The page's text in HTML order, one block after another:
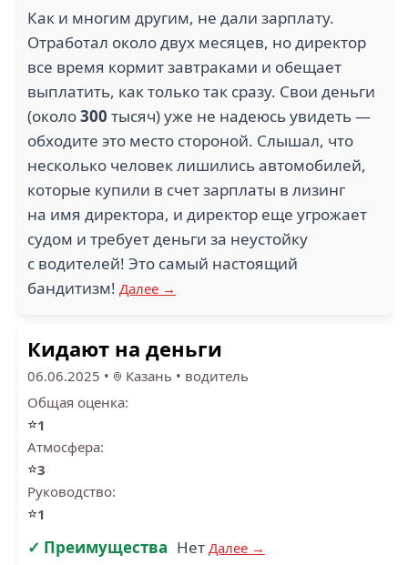
Как и многим другим, не дали зарплату.
Отработал около двух месяцев, но директор
все время кормит завтраками и обещает
выплатить, как только так сразу. Свои деньги
(около300 тысяч) уже не надеюсь увидеть —
обходите это место стороной. Слышал, что
несколько человек лишились автомобилей,
которые купили в счет зарплаты в лизинг
на имя директора, и директор еще угрожает
судом и требует деньги за неустойку
с водителей! Это самый настоящий
бандитизм! Далее →
Кидают на деньги
06.06.2025 • Казань • водитель
Общая оценка:
⭐1
Атмосфера:
⭐3
Руководство:
⭐1
✓ Преимущества Нет Далее →